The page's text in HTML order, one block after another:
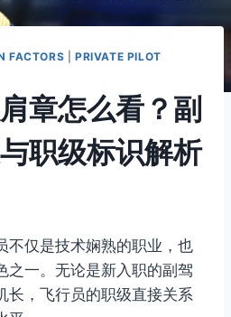
FACTORS |PRIVATE PILOT
章怎么看？副
职级标识解析
不仅是技术娴熟的职业，也
之一。无论是新入职的副驾
长，飞行员的职级直接关系